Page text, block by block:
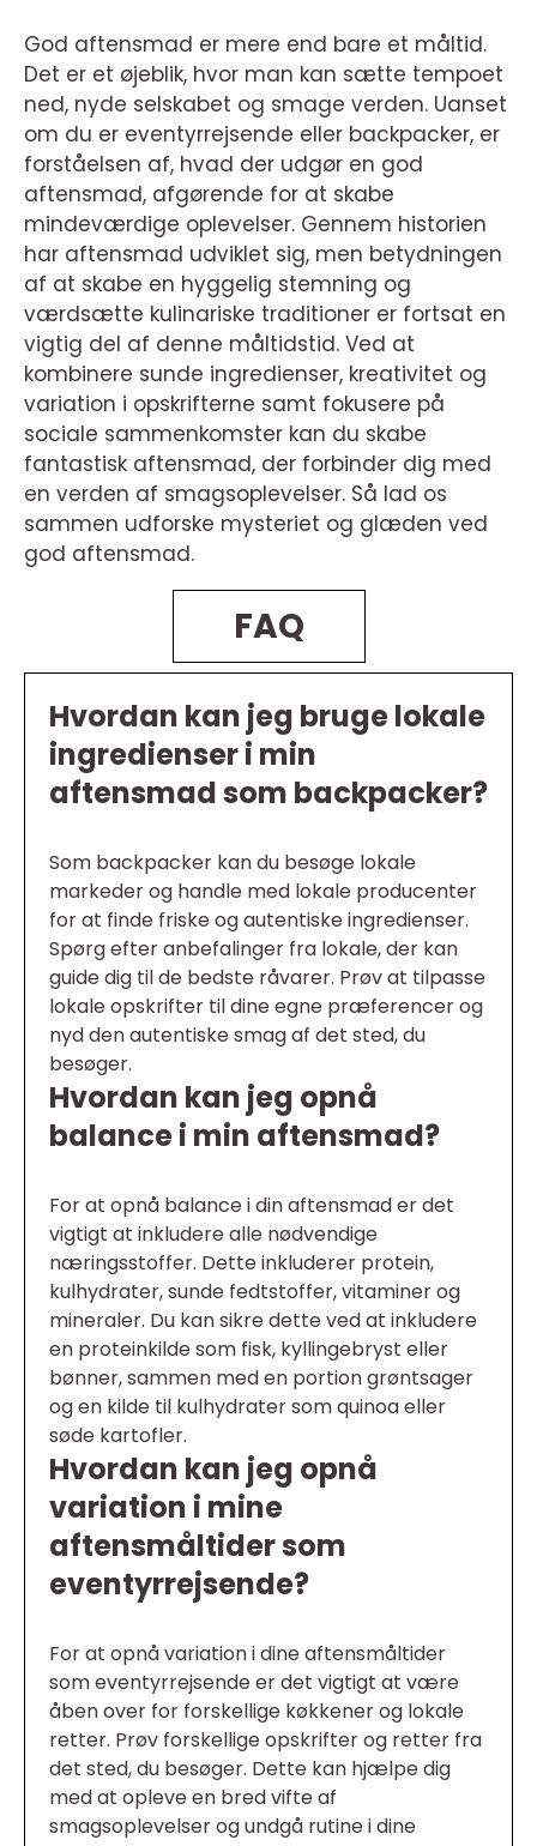
God aftensmad er mere end bare et måltid.
Det er et øjeblik, hvor man kan sætte tempoet
ned, nyde selskabet og smage verden. Uanset
om du er eventyrrejsende eller backpacker, er
forståelsen af, hvad der udgør en god
aftensmad, afgørende for at skabe
mindeværdige oplevelser. Gennem historien
har aftensmad udviklet sig, men betydningen
af at skabe en hyggelig stemning og
værdsætte kulinariske traditioner er fortsat en
vigtig del af denne måltidstid. Ved at
kombinere sunde ingredienser, kreativitet og
variation i opskrifterne samt fokusere på
sociale sammenkomster kan du skabe
fantastisk aftensmad, der forbinder dig med
en verden af smagsoplevelser. Så lad os
sammen udforske mysteriet og glæden ved
god aftensmad.
FAQ
Hvordan kan jeg bruge lokale
ingredienser i min
aftensmad som backpacker?
Som backpacker kan du besøge lokale
markeder og handle med lokale producenter
for at finde friske og autentiske ingredienser.
Spørg efter anbefalinger fra lokale, der kan
guide dig til de bedste råvarer. Prøv at tilpasse
lokale opskrifter til dine egne præferencer og
nyd den autentiske smag af det sted, du
besøger.
Hvordan kan jeg opnå
balance i min aftensmad?
For at opnå balance i din aftensmad er det
vigtigt at inkludere alle nødvendige
næringsstoffer. Dette inkluderer protein,
kulhydrater, sunde fedtstoffer, vitaminer og
mineraler. Du kan sikre dette ved at inkludere
en proteinkilde som fisk, kyllingebryst eller
bønner, sammen med en portion grøntsager
og en kilde til kulhydrater som quinoa eller
søde kartofler.
Hvordan kan jeg opnå
variation i mine
aftensmåltider som
eventyrrejsende?
For at opnå variation i dine aftensmåltider
som eventyrrejsende er det vigtigt at være
åben over for forskellige køkkener og lokale
retter. Prøv forskellige opskrifter og retter fra
det sted, du besøger. Dette kan hjælpe dig
med at opleve en bred vifte af
smagsoplevelser og undgå rutine i dine